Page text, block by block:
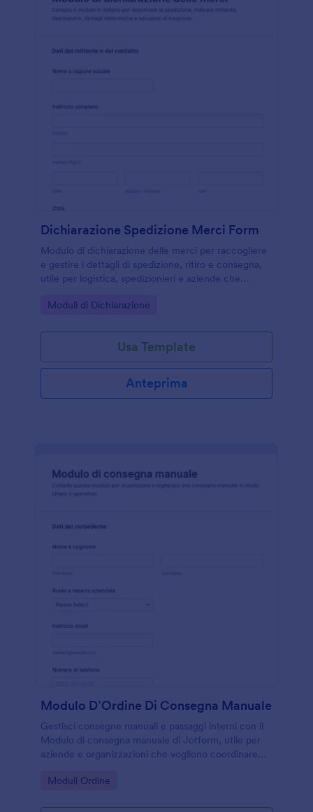
Dichiarazione Spedizione Merci Form
Modulo di dichiarazione delle merci per raccogliere
e gestire i dettagli di spedizione, ritiro e consegna,
utile per logistica, spedizionieri e aziende che
Go to Category:
Moduli di Dichiarazione
Usa Template
Anteprima
Modulo D’Ordine Di Consegna Manuale
Gestisci consegne manuali e passaggi interni con il
Modulo di consegna manuale di Jotform, utile per
aziende e organizzazioni che vogliono coordinare
ricezione in un unico flusso.
Go to Category:
Moduli Ordine